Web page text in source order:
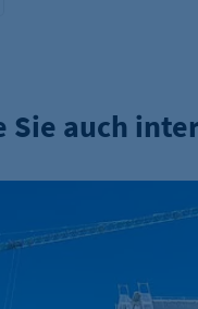
Sie auch
warnen vor